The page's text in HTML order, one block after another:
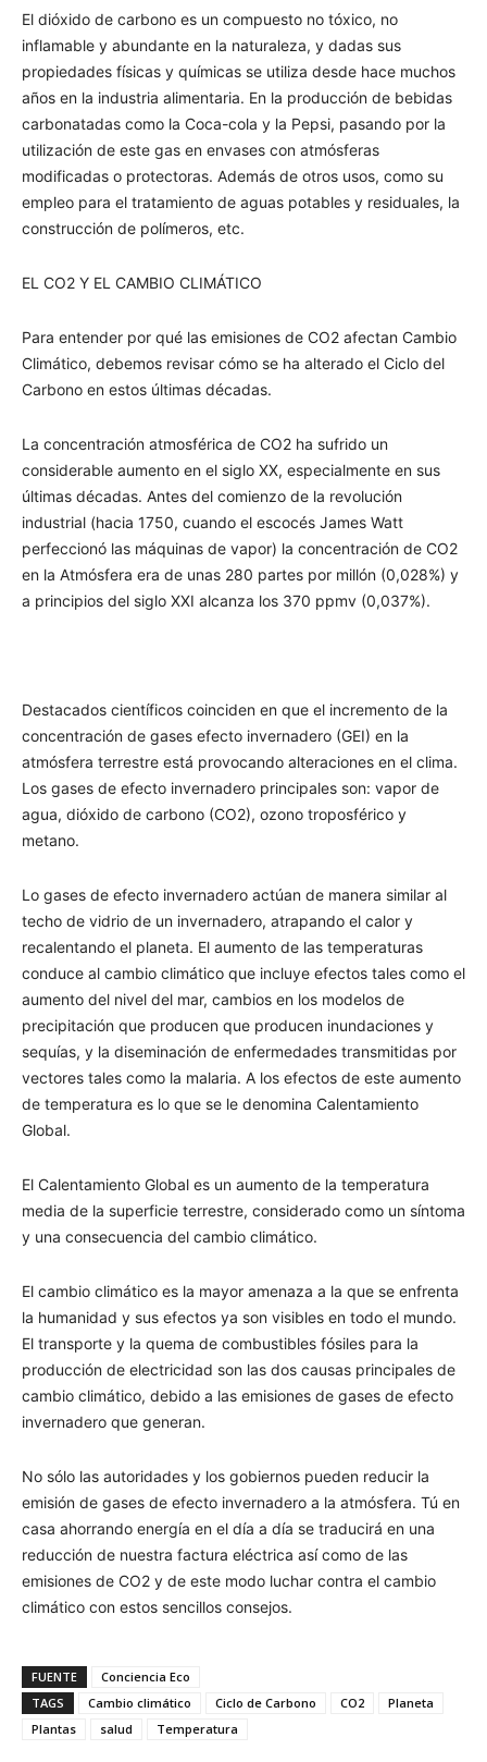
El dióxido de carbono es un compuesto no tóxico, no
inflamable y abundante en la naturaleza, y dadas sus
propiedades físicas y químicas se utiliza desde hace muchos
años en la industria alimentaria. En la producción de bebidas
carbonatadas como la Coca-cola y la Pepsi, pasando por la
utilización de este gas en envases con atmósferas
modificadas o protectoras. Además de otros usos, como su
empleo para el tratamiento de aguas potables y residuales, la
construcción de polímeros, etc.
EL CO2 Y EL CAMBIO CLIMÁTICO
Para entender por qué las emisiones de CO2 afectan Cambio
Climático, debemos revisar cómo se ha alterado el Ciclo del
Carbono en estos últimas décadas.
La concentración atmosférica de CO2 ha sufrido un
considerable aumento en el siglo XX, especialmente en sus
últimas décadas. Antes del comienzo de la revolución
industrial (hacia 1750, cuando el escocés James Watt
perfeccionó las máquinas de vapor) la concentración de CO2
en la Atmósfera era de unas 280 partes por millón (0,028%) y
a principios del siglo XXI alcanza los 370 ppmv (0,037%).
Destacados científicos coinciden en que el incremento de la
concentración de gases efecto invernadero (GEI) en la
atmósfera terrestre está provocando alteraciones en el clima.
Los gases de efecto invernadero principales son: vapor de
agua, dióxido de carbono (CO2), ozono troposférico y
metano.
Lo gases de efecto invernadero actúan de manera similar al
techo de vidrio de un invernadero, atrapando el calor y
recalentando el planeta. El aumento de las temperaturas
conduce al cambio climático que incluye efectos tales como el
aumento del nivel del mar, cambios en los modelos de
precipitación que producen que producen inundaciones y
sequías, y la diseminación de enfermedades transmitidas por
vectores tales como la malaria. A los efectos de este aumento
de temperatura es lo que se le denomina Calentamiento
Global.
El Calentamiento Global es un aumento de la temperatura
media de la superficie terrestre, considerado como un síntoma
y una consecuencia del cambio climático.
El cambio climático es la mayor amenaza a la que se enfrenta
la humanidad y sus efectos ya son visibles en todo el mundo.
El transporte y la quema de combustibles fósiles para la
producción de electricidad son las dos causas principales de
cambio climático, debido a las emisiones de gases de efecto
invernadero que generan.
No sólo las autoridades y los gobiernos pueden reducir la
emisión de gases de efecto invernadero a la atmósfera. Tú en
casa ahorrando energía en el día a día se traducirá en una
reducción de nuestra factura eléctrica así como de las
emisiones de CO2 y de este modo luchar contra el cambio
climático con estos sencillos consejos.
FUENTE
Conciencia Eco
TAGS
Cambio climático Ciclo de Carbono CO2
Planeta
Plantas
salud Temperatura